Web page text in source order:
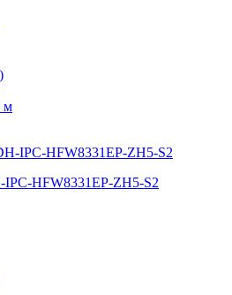
м
IPC-HFW8331EP-ZH5-S2